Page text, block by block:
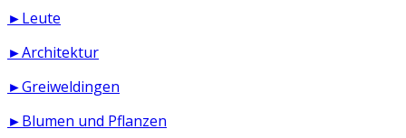
►Leute
►Architektur
►Greiweldingen
►Blumen und Pflanzen